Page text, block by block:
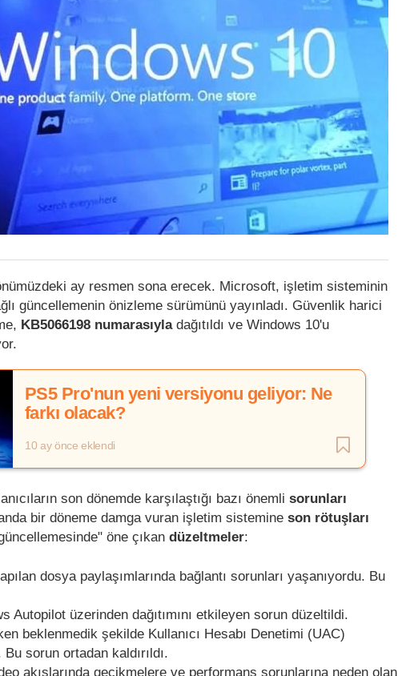
ay resmen sona erecek. Microsoft, işletim sisteminin
güncellemenin önizleme sürümünü yayınladı. Güvenlik harici
KB5066198 numarasıyladağıtıldı ve Windows 10'u
PS5 Pro'nun yeni versiyonu geliyor: Ne
farkı olacak?
10 ay önce eklendi
son dönemde karşılaştığı bazı önemli sorunları
bir döneme damga vuran işletim sistemine son rötuşları
öne çıkan düzeltmeler:
dosya paylaşımlarında bağlantı sorunları yaşanıyordu. Bu
Autopilot üzerinden dağıtımını etkileyen sorun düzeltildi.
beklenmedik şekilde Kullanıcı Hesabı Denetimi (UAC)
sorun ortadan kaldırıldı.
akışlarında gecikmelere ve performans sorunlarına neden olan